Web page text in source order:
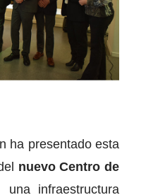
ha presentado esta
nuevo Centro de
infraestructura